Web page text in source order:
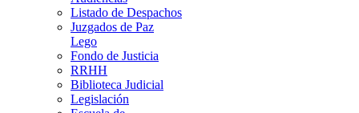
Listado de Despachos
Juzgados de Paz
Lego
Fondo de Justicia
RRHH
Biblioteca Judicial
Legislación